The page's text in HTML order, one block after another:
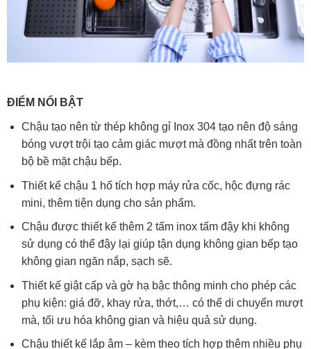
ĐIỂM NỔI BẬT
Chậu tạo nên từ thép không gỉ Inox 304 tạo nên độ sáng
bóng vượt trội tạo cảm giác mượt mà đồng nhất trên toàn
bộ bề mặt chậu bếp.
Thiết kế chậu 1 hố tích hợp máy rửa cốc, hộc đựng rác
mini, thêm tiện dụng cho sản phẩm.
Chậu được thiết kế thêm 2 tấm inox tấm đậy khi không
sử dụng có thể đậy lại giúp tận dụng không gian bếp tạo
không gian ngăn nắp, sạch sẽ.
Thiết kế giật cấp và gờ hạ bậc thông minh cho phép các
phụ kiện: giá đỡ, khay rửa, thớt,… có thể di chuyển mượt
mà, tối ưu hóa không gian và hiệu quả sử dụng.
Chậu thiết kế lắp âm – kèm theo tích hợp thêm nhiều phụ